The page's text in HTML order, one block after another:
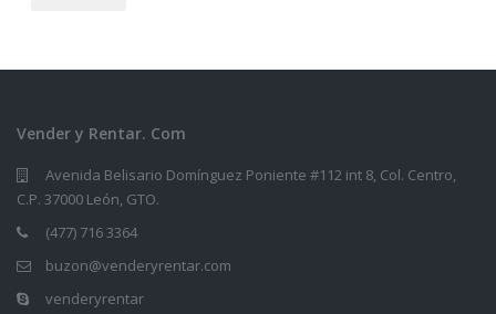
Vender y Rentar. Com
Avenida Belisario Domínguez Poniente #112 int 8, Col. Centro,
C.P. 37000 León, GTO.
(477) 716 3364
buzon@venderyrentar.com
venderyrentar